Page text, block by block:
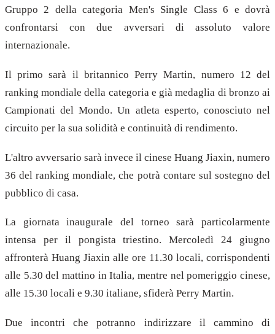
Gruppo 2 della categoria Men's Single Class 6 e dovrà
confrontarsi con due avversari di assoluto valore
internazionale.
Il primo sarà il britannico Perry Martin, numero 12 del
ranking mondiale della categoria e già medaglia di bronzo ai
Campionati del Mondo. Un atleta esperto, conosciuto nel
circuito per la sua solidità e continuità di rendimento.
L'altro avversario sarà invece il cinese Huang Jiaxin, numero
36 del ranking mondiale, che potrà contare sul sostegno del
pubblico di casa.
La giornata inaugurale del torneo sarà particolarmente
intensa per il pongista triestino. Mercoledì 24 giugno
affronterà Huang Jiaxin alle ore 11.30 locali, corrispondenti
alle 5.30 del mattino in Italia, mentre nel pomeriggio cinese,
alle 15.30 locali e 9.30 italiane, sfiderà Perry Martin.
Due incontri che potranno indirizzare il cammino di